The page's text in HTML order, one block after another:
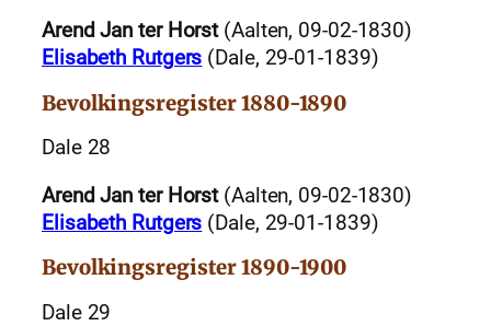
Arend Jan ter Horst(Aalten, 09-02-1830)
Elisabeth Rutgers (Dale, 29-01-1839)
Bevolkingsregister 1880-1890
Dale 28
Arend Jan ter Horst(Aalten, 09-02-1830)
Elisabeth Rutgers (Dale, 29-01-1839)
Bevolkingsregister 1890-1900
Dale 29